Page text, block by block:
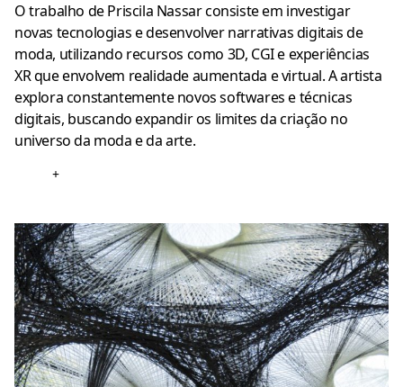
O trabalho de Priscila Nassar consiste em investigar
novas tecnologias e desenvolver narrativas digitais de
moda, utilizando recursos como 3D, CGI e experiências
XR que envolvem realidade aumentada e virtual. A artista
explora constantemente novos softwares e técnicas
digitais, buscando expandir os limites da criação no
universo da moda e da arte.
+